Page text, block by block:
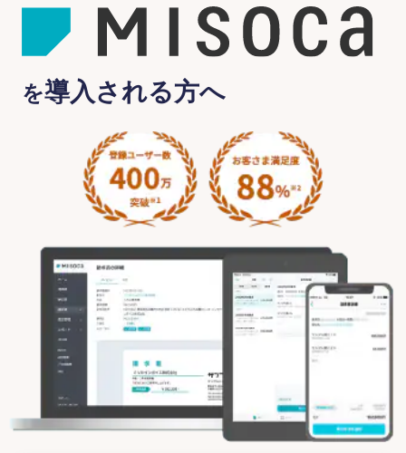
を導入される方へ